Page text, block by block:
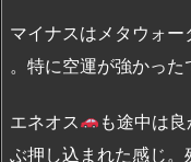
マイナスはメタウォ
。特に空運が強かった
エネオス
も途中は
ぶ押し込まれた感じ。